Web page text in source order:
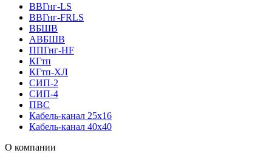
ВВГнг-LS
ВВГнг-FRLS
ВБШВ
АВБШВ
ППГнг-HF
КГтп
КГтп-ХЛ
СИП-2
СИП-4
ПВС
Кабель-канал 25х16
Кабель-канал 40х40
О компании